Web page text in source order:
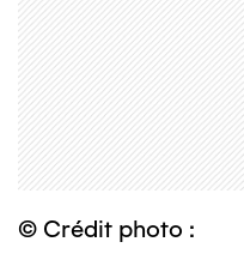
© Crédit photo :